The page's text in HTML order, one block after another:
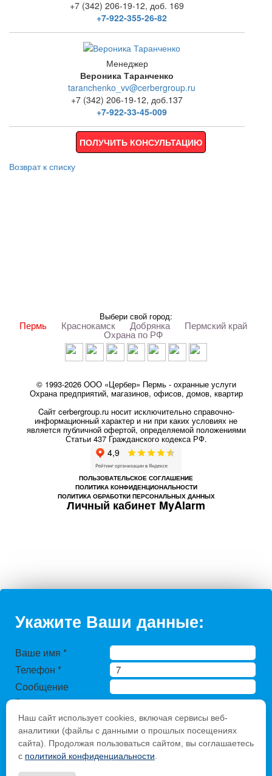
+7 (342) 206-19-12, доб. 169
+7-922-355-26-82
Менеджер
Вероника Таранченко
taranchenko_vv@cerbergroup.ru
+7 (342) 206-19-12, доб.137
+7-922-33-45-009
ПОЛУЧИТЬ КОНСУЛЬТАЦИЮ
Возврат к списку
Выбери свой город:
Пермь Краснокамск Добрянка Пермский край
Охрана по РФ
© 1993-2026 ООО «Цербер» Пермь - охранные услуги
Охрана предприятий, магазинов, офисов, домов, квартир
Cайт cerbergroup.ru носит исключительно справочно-
информационный характер и ни при каких условиях не
является публичной офертой, определяемой положениями
Статьи 437 Гражданского кодекса РФ.
ПОЛЬЗОВАТЕЛЬСКОЕ СОГЛАШЕНИЕ
ПОЛИТИКА КОНФИДЕНЦИОНАЛЬНОСТИ
ПОЛИТИКА ОБРАБОТКИ ПЕРСОНАЛЬНЫХ ДАННЫХ
Личный кабинет MyAlarm
Укажите Ваши данные:
Ваше имя *
Телефон *
Сообщение
Защита от
автоматического
заполнения
Введите слово с
картинки*:
Наш сайт использует cookies, включая сервисы веб-
аналитики (файлы с данными о прошлых посещениях
сайта). Продолжая пользоваться сайтом, вы соглашаетесь
с политикой конфиденциальности